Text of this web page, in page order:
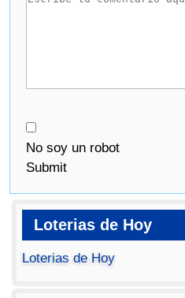
No soy un robot
Submit
Loterias de Hoy
Loterias de Hoy